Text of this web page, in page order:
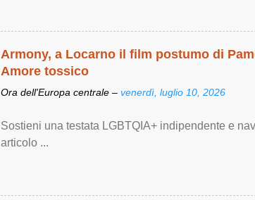
Armony, a Locarno il film postumo di
Amore tossico
Ora dell'Europa centrale – venerdì, luglio 10, 2026
Sostieni una testata LGBTQIA+ indipendente e
articolo ...